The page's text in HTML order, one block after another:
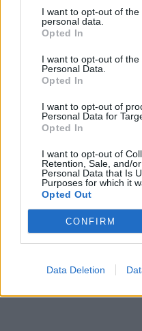
I want to opt-out of
personal data.
Opted In
I want to opt-out of the
Personal Data.
Opted In
I want to opt-out of
Personal Data for
Opted In
I want to opt-out of
Retention, Sale, and/
Personal Data that Is
Purposes for which it
Opted Out
CONFIRM
Data Deletion
Denna måste ni prova!